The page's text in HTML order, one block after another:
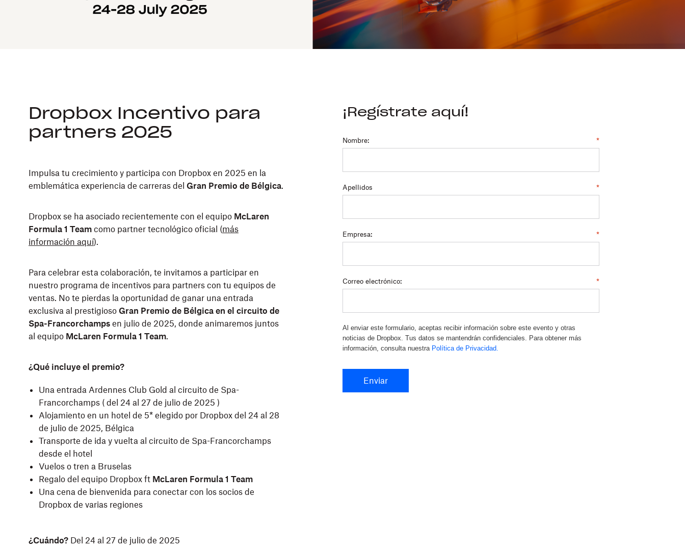
Dropbox Incentivo para
partners 2025
Impulsa tu crecimiento y participa con Dropbox en 2025 en la
emblemática experiencia de carreras del Gran Premio de Bélgica.
Dropbox se ha asociado recientemente con el equipo McLaren
Formula 1 Team como partner tecnológico oficial (más
información aquí).
Para celebrar esta colaboración, te invitamos a participar en
nuestro programa de incentivos para partners con tu equipos de
ventas. No te pierdas la oportunidad de ganar una entrada
exclusiva al prestigioso Gran Premio de Bélgica en el circuito de
Spa-Francorchamps en julio de 2025, donde animaremos juntos
al equipo McLaren Formula 1 Team.
¿Qué incluye el premio?
Una entrada Ardennes Club Gold al circuito de Spa-
Francorchamps ( del 24 al 27 de julio de 2025 )
Alojamiento en un hotel de 5* elegido por Dropbox del 24 al 28
de julio de 2025, Bélgica
Transporte de ida y vuelta al circuito de Spa-Francorchamps
desde el hotel
Vuelos o tren a Bruselas
Regalo del equipo Dropbox ft McLaren Formula 1 Team
Una cena de bienvenida para conectar con los socios de
Dropbox de varias regiones
¿Cuándo? Del 24 al 27 de julio de 2025
¡Regístrate aquí!
*
Nombre:
*
Apellidos
*
Empresa:
*
Correo electrónico:
Al enviar este formulario, aceptas recibir información sobre este evento y otras
noticias de Dropbox. Tus datos se mantendrán confidenciales. Para obtener más
información, consulta nuestra Política de Privacidad.
Enviar